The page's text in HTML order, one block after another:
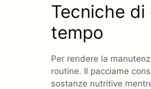
Tecniche
tempo
Per rendere la
routine. Il pacciame
sostanze nutritive